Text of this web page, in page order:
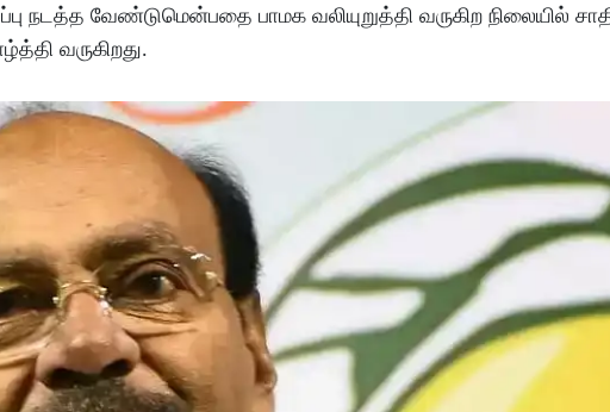
நடத்த வேண்டுமென்பதை பாமக வலியுறுத்தி வருகிற நிலையில்
வருகிறது.